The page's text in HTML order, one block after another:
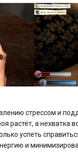
стрессом и
растёт, а нехватка
успеть
и